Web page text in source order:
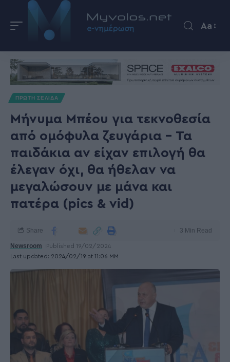
Aa
ΠΡΩΤΗ ΣΕΛΙΔΑ
Μήνυμα Μπέου για τεκνοθεσία
από ομόφυλα ζευγάρια – Τα
παιδάκια αν είχαν επιλογή θα
έλεγαν όχι, θα ήθελαν να
μεγαλώσουν με μάνα και
πατέρα (pics & vid)
Last updated: 2024/02/19 at 11:06 ΜΜ
Newsroom Published 19/02/2024
Share 3 Min Read